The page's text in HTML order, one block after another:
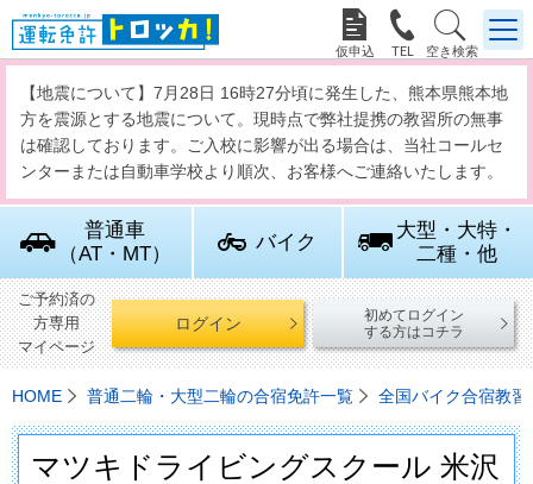
  
【地震について】7月28日 16時27分頃に発生した、熊本県熊本地
方を震源とする地震について。現時点で弊社提携の教習所の無事
は確認しております。ご入校に影響が出る場合は、当社コールセ
ンターまたは自動車学校より順次、お客様へご連絡いたします。
普通車
（AT・MT）
バイク
大型・大特・
二種・他
ご予約済の
方専用
マイページ
ログイン
初めてログイン
する方はコチラ
HOME 普通二輪・大型二輪の合宿免許一覧 全国バイク合宿教習
マツキドライビングスクール 米沢